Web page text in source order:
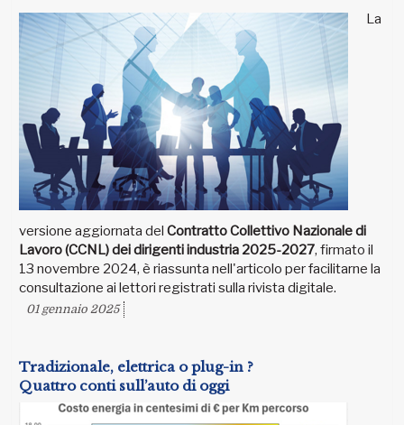
La
versione aggiornata del Contratto Collettivo Nazionale di
Lavoro (CCNL) dei dirigenti industria 2025-2027, firmato il
13 novembre 2024, è riassunta nell'articolo per facilitarne la
consultazione ai lettori registrati sulla rivista digitale.
01 gennaio 2025
Tradizionale, elettrica o plug-in ?
Quattro conti sull’auto di oggi